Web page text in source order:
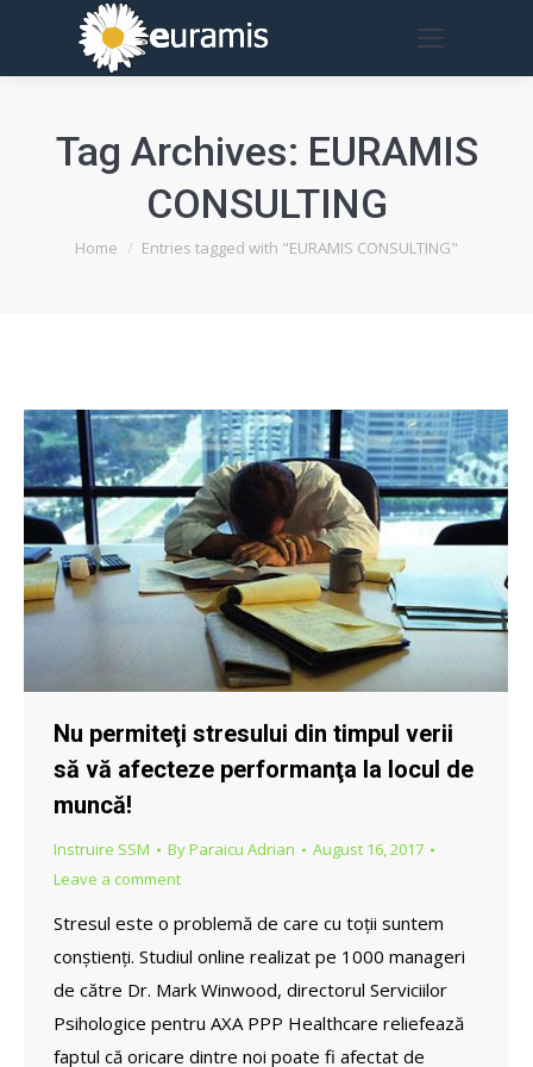
Tag Archives: EURAMIS
CONSULTING
You are here:
Home Entries tagged with "EURAMIS CONSULTING"
Nu permiteţi stresului din timpul verii
să vă afecteze performanţa la locul de
muncă!
Instruire SSM ByParaicu Adrian
August 16, 2017
Leave a comment
Stresul este o problemă de care cu toții suntem
conștienți. Studiul online realizat pe 1000 manageri
de către Dr. Mark Winwood, directorul Serviciilor
Psihologice pentru AXA PPP Healthcare reliefează
faptul că oricare dintre noi poate fi afectat de